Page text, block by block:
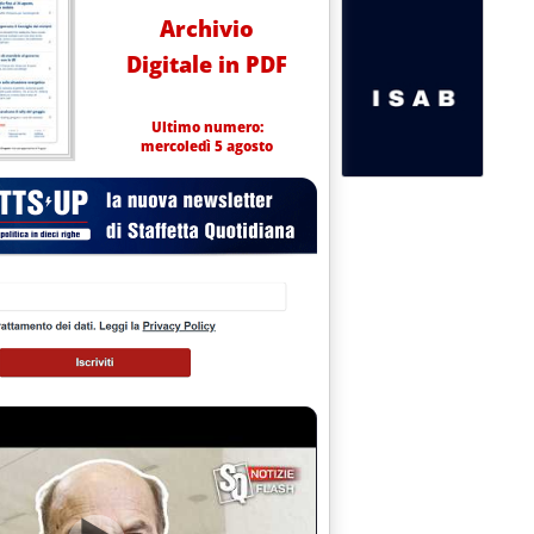
petroliferi sulla piazza di Milano '
Archivio
Digitale in PDF
Ultimo numero:
mercoledì 5 agosto